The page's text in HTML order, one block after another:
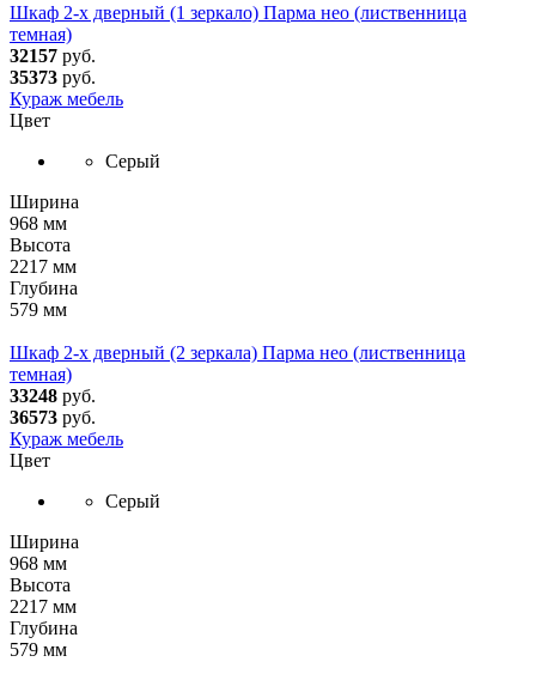
Шкаф 2-х дверный (1 зеркало) Парма нео (лиственница
темная)
32157 руб.
35373 руб.
Кураж мебель
Цвет
Серый
Ширина
968 мм
Высота
2217 мм
Глубина
579 мм
Шкаф 2-х дверный (2 зеркала) Парма нео (лиственница
темная)
33248 руб.
36573 руб.
Кураж мебель
Цвет
Серый
Ширина
968 мм
Высота
2217 мм
Глубина
579 мм